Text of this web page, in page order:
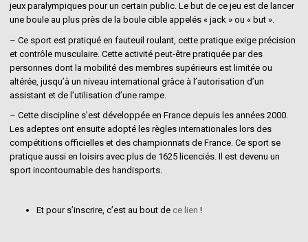
jeux paralympiques pour un certain public. Le but de ce jeu est de lancer
une boule au plus près de la boule cible appelés « jack » ou « but ».
– Ce sport est pratiqué en fauteuil roulant, cette pratique exige précision
et contrôle musculaire. Cette activité peut-être pratiquée par des
personnes dont la mobilité des membres supérieurs est limitée ou
altérée, jusqu’à un niveau international grâce à l’autorisation d’un
assistant et de l’utilisation d’une rampe.
– Cette discipline s’est développée en France depuis les années 2000.
Les adeptes ont ensuite adopté les règles internationales lors des
compétitions officielles et des championnats de France. Ce sport se
pratique aussi en loisirs avec plus de 1625 licenciés. Il est devenu un
sport incontournable des handisports.
Et pour s’inscrire, c’est au bout de ce lien !